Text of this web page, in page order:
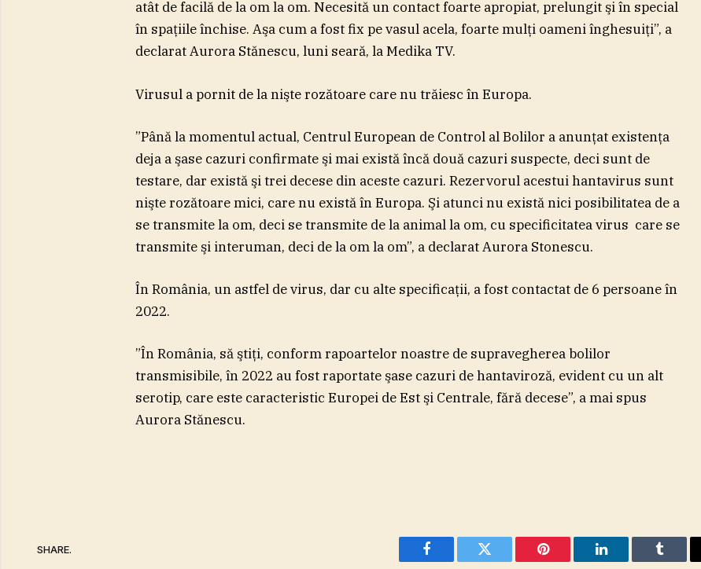
atât de facilă de la om la om. Necesită un contact foarte apropiat, prelungit şi în special
în spaţiile închise. Aşa cum a fost fix pe vasul acela, foarte mulţi oameni înghesuiţi”, a
declarat Aurora Stănescu, luni seară, la Medika TV.
Virusul a pornit de la nişte rozătoare care nu trăiesc în Europa.
”Până la momentul actual, Centrul European de Control al Bolilor a anunţat existenţa
deja a şase cazuri confirmate şi mai există încă două cazuri suspecte, deci sunt de
testare, dar există şi trei decese din aceste cazuri. Rezervorul acestui hantavirus sunt
nişte rozătoare mici, care nu există în Europa. Şi atunci nu există nici posibilitatea de a
se transmite la om, deci se transmite de la animal la om, cu specificitatea virus care se
transmite şi interuman, deci de la om la om”, a declarat Aurora Stonescu.
În România, un astfel de virus, dar cu alte specificaţii, a fost contactat de 6 persoane în
2022.
”În România, să ştiţi, conform rapoartelor noastre de supravegherea bolilor
transmisibile, în 2022 au fost raportate şase cazuri de hantaviroză, evident cu un alt
serotip, care este caracteristic Europei de Est şi Centrale, fără decese”, a mai spus
Aurora Stănescu.
SHARE.
Facebook Twitter Pinterest LinkedIn Tumblr